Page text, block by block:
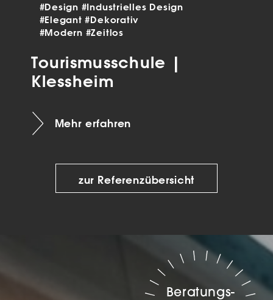
#Design #Industrielles Design
#Elegant#Dekorativ
#Modern #Zeitlos
Tourismusschule |
Klessheim
Mehr erfahren
zur Referenzübersicht
Beratungs-